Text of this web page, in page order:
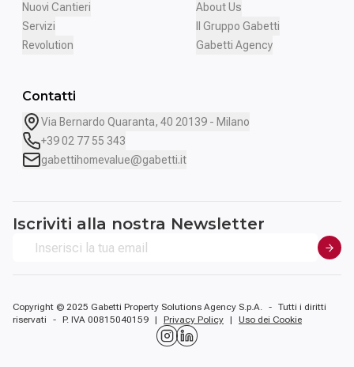
Nuovi Cantieri
Servizi
Revolution
About Us
Il Gruppo Gabetti
Gabetti Agency
Contatti
Via Bernardo Quaranta, 40 20139 - Milano
+39 02 77 55 343
gabettihomevalue@gabetti.it
Iscriviti alla nostra Newsletter
Copyright © 2025 Gabetti Property Solutions Agency S.p.A. - Tutti i diritti
riservati
- P. IVA 00815040159 | Privacy Policy | Uso dei Cookie